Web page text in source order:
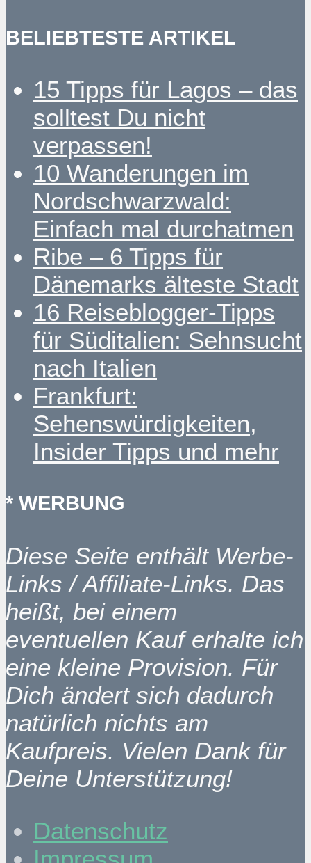
BELIEBTESTE ARTIKEL
15 Tipps für Lagos – das
solltest Du nicht
verpassen!
10 Wanderungen im
Nordschwarzwald:
Einfach mal durchatmen
Ribe – 6 Tipps für
Dänemarks älteste Stadt
16 Reiseblogger-Tipps
für Süditalien: Sehnsucht
nach Italien
Frankfurt:
Sehenswürdigkeiten,
Insider Tipps und mehr
* WERBUNG
Diese Seite enthält Werbe-
Links / Affiliate-Links. Das
heißt, bei einem
eventuellen Kauf erhalte ich
eine kleine Provision. Für
Dich ändert sich dadurch
natürlich nichts am
Kaufpreis. Vielen Dank für
Deine Unterstützung!
Datenschutz